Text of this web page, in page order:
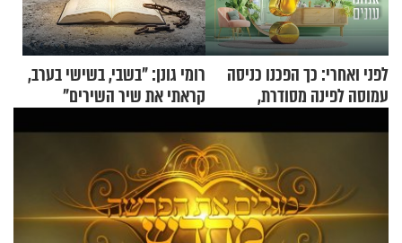
לפני ואחרי: כך הפכנו כניסה
עמוסה לפינה מסודרת,
רומי גונן: "בשבי, בשישי בערב,
קראתי את שיר השירים"